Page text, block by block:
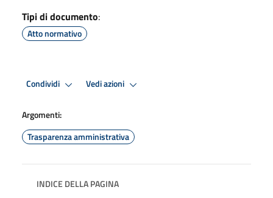
Tipi di documento:
Atto normativo
Condividi Vedi azioni
Argomenti:
Trasparenza amministrativa
INDICE DELLA PAGINA